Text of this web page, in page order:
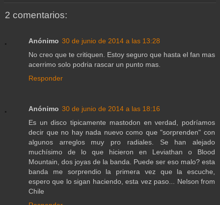
2 comentarios:
Anónimo 30 de junio de 2014 a las 13:28
No creo que te critiquen. Estoy seguro que hasta el fan mas
acerrimo solo podria rascar un punto mas.
Responder
Anónimo 30 de junio de 2014 a las 18:16
Es un disco tipicamente mastodon en verdad, podríamos
decir que no hay nada nuevo como que "sorprenden" con
algunos arreglos muy pro radiales. Se han alejado
muchísimo de lo que hicieron en Leviathan o Blood
Mountain, dos joyas de la banda. Puede ser eso malo? esta
banda me sorprendio la primera vez que la escuche,
espero que lo sigan haciendo, esta vez paso... Nelson from
Chile